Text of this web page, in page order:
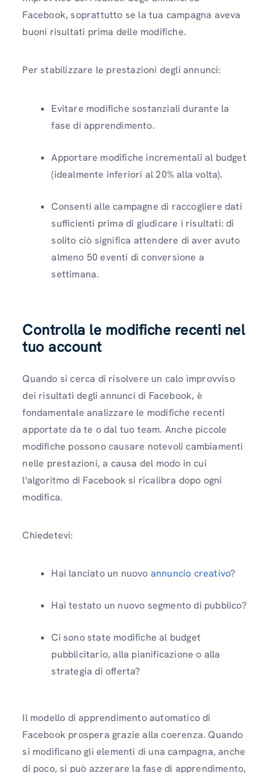
Facebook, soprattutto se la tua campagna aveva
buoni risultati prima delle modifiche.
Per stabilizzare le prestazioni degli annunci:
Evitare modifiche sostanziali durante la
fase di apprendimento.
Apportare modifiche incrementali al budget
(idealmente inferiori al 20% alla volta).
Consenti alle campagne di raccogliere dati
sufficienti prima di giudicare i risultati: di
solito ciò significa attendere di aver avuto
almeno 50 eventi di conversione a
settimana.
Controlla le modifiche recenti nel
tuo account
Quando si cerca di risolvere un calo improvviso
dei risultati degli annunci di Facebook, è
fondamentale analizzare le modifiche recenti
apportate da te o dal tuo team. Anche piccole
modifiche possono causare notevoli cambiamenti
nelle prestazioni, a causa del modo in cui
l'algoritmo di Facebook si ricalibra dopo ogni
modifica.
Chiedetevi:
Hai lanciato un nuovo annuncio creativo?
Hai testato un nuovo segmento di pubblico?
Ci sono state modifiche al budget
pubblicitario, alla pianificazione o alla
strategia di offerta?
Il modello di apprendimento automatico di
Facebook prospera grazie alla coerenza. Quando
si modificano gli elementi di una campagna, anche
di poco, si può azzerare la fase di apprendimento,